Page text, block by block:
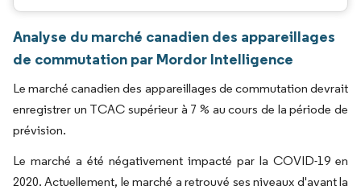
Analyse du marché canadien des appareillages
de commutation par Mordor Intelligence
Le marché canadien des appareillages de commutation devrait
enregistrer un TCAC supérieur à 7 % au cours de la période de
prévision.
Le marché a été négativement impacté par la COVID-19 en
2020. Actuellement, le marché a retrouvé ses niveaux d'avant la